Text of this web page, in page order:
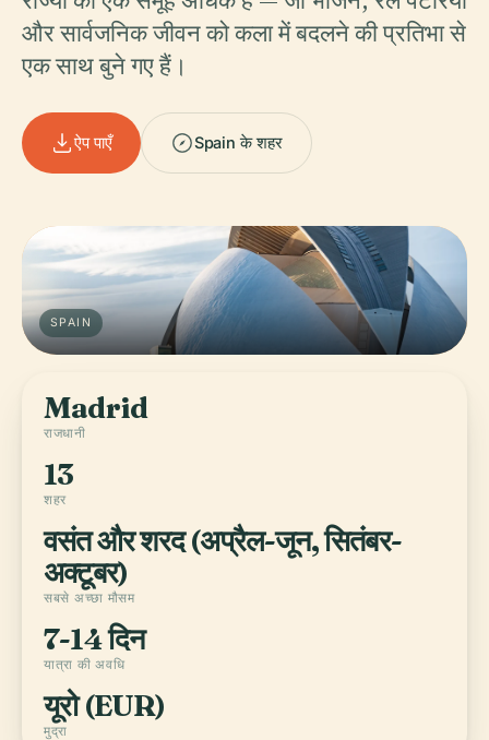
और सार्वजनिक जीवन को कला में बदलने की प्रतिभा से
एक साथ बुने गए हैं।
ऐप पाएँ Spain के शहर
SPAIN
Madrid
राजधानी
13
शहर
वसंत और शरद (अप्रैल-जून, सितंबर-
अक्टूबर)
सबसे अच्छा मौसम
7-14 दिन
यात्रा की अवधि
यूरो (EUR)
मुद्रा